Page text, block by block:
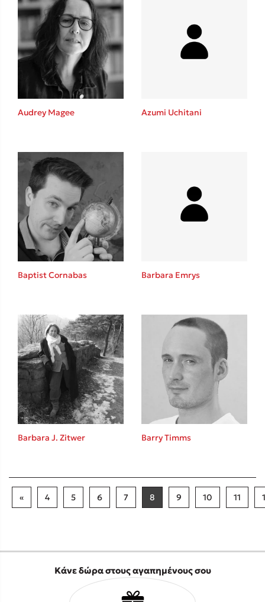
Audrey Magee Azumi Uchitani
Baptist Cornabas Barbara Emrys
Barbara J. Zitwer Barry Timms
« 4 5 6 7 8 9 10 11
Κάνε δώρα στους αγαπημένους σου